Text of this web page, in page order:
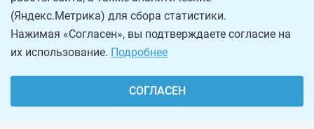
(Яндекс.Метрика) для сбора статистики.
Нажимая «Согласен», вы подтверждаете согласие на
их использование. Подробнее
СОГЛАСЕН